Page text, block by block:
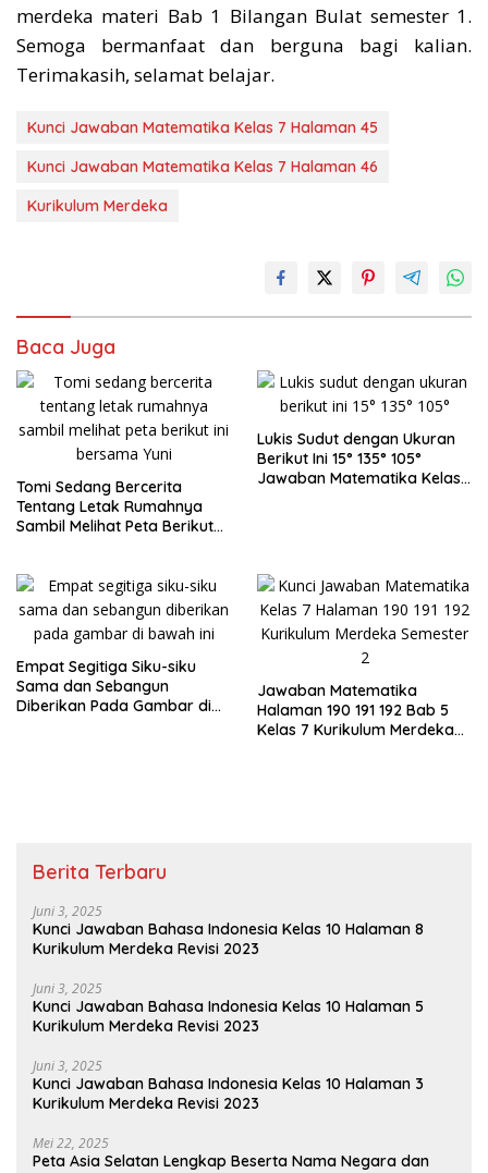
merdeka materi Bab 1 Bilangan Bulat semester 1.
Semoga bermanfaat dan berguna bagi kalian.
Terimakasih, selamat belajar.
Kunci Jawaban Matematika Kelas 7 Halaman 45
Kunci Jawaban Matematika Kelas 7 Halaman 46
Kurikulum Merdeka
Baca Juga
Tomi Sedang Bercerita
Tentang Letak Rumahnya
Sambil Melihat Peta Berikut
Lukis Sudut dengan Ukuran
Berikut Ini 15° 135° 105°
Jawaban Matematika Kelas
Empat Segitiga Siku-siku
Sama dan Sebangun
Diberikan Pada Gambar di
Jawaban Matematika
Halaman 190 191 192 Bab 5
Kelas 7 Kurikulum Merdeka
Berita Terbaru
Juni 3, 2025
Kunci Jawaban Bahasa Indonesia Kelas 10 Halaman 8
Kurikulum Merdeka Revisi 2023
Juni 3, 2025
Kunci Jawaban Bahasa Indonesia Kelas 10 Halaman 5
Kurikulum Merdeka Revisi 2023
Juni 3, 2025
Kunci Jawaban Bahasa Indonesia Kelas 10 Halaman 3
Kurikulum Merdeka Revisi 2023
Mei 22, 2025
Peta Asia Selatan Lengkap Beserta Nama Negara dan